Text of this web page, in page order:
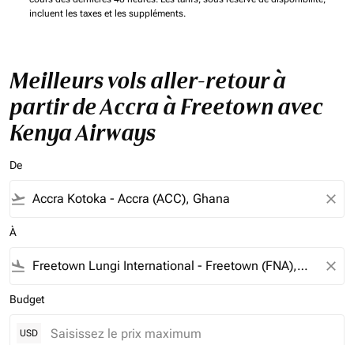
incluent les taxes et les suppléments.
Meilleurs vols aller-retour à
partir de Accra à Freetown avec
Kenya Airways
De
flight_takeoff close
À
flight_land close
Budget
USD